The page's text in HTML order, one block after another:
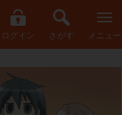
ログイン さがす メニュー